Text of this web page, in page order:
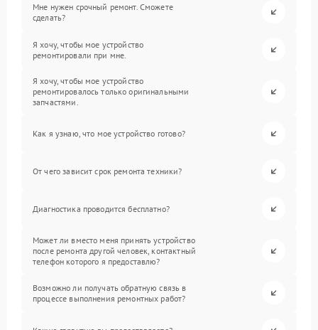
Мне нужен срочный ремонт. Сможете
сделать?
Я хочу, чтобы мое устройство
ремонтировали при мне.
Я хочу, чтобы мое устройство
ремонтировалось только оригинальными
запчастями.
Как я узнаю, что мое устройство готово?
От чего зависит срок ремонта техники?
Диагностика проводится бесплатно?
Может ли вместо меня принять устройство
после ремонта другой человек, контактный
телефон которого я предоставлю?
Возможно ли получать обратную связь в
процессе выполнения ремонтных работ?